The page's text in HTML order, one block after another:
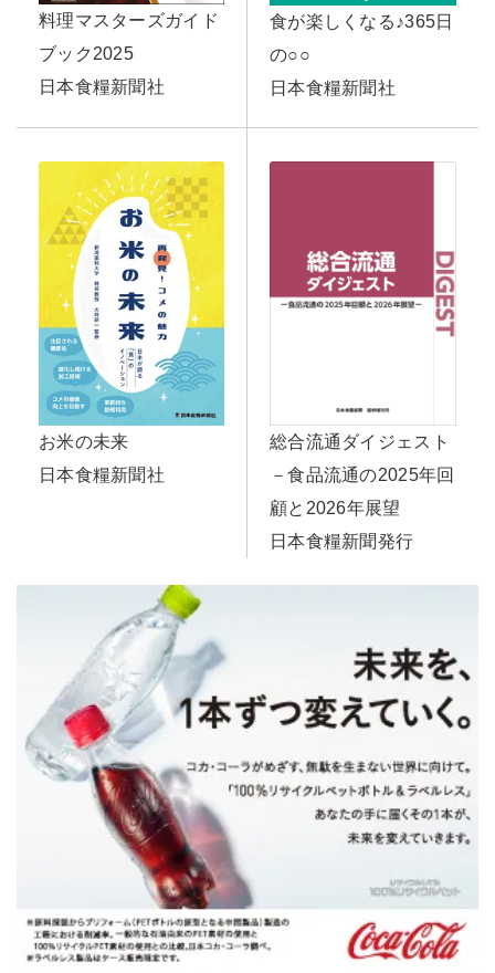
料理マスターズガイド
ブック2025
日本食糧新聞社
食が楽しくなる♪365日
の○○
日本食糧新聞社
お米の未来
日本食糧新聞社
総合流通ダイジェスト
－食品流通の2025年回
顧と2026年展望
日本食糧新聞発行